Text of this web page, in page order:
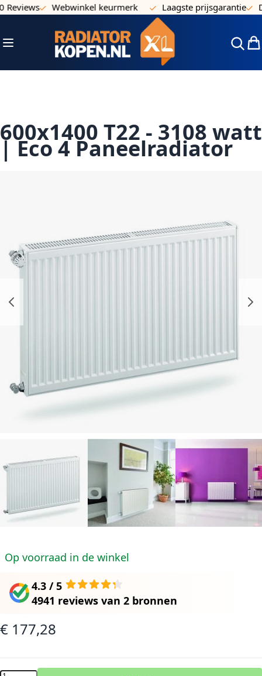
Ga naar de inhoud
Webwinkel keurmerk Laagste prijsgarantie
Toggle Nav
600x1400 T22 - 3108 watt
| Eco 4 Paneelradiator
Op voorraad in de winkel
4.3 / 5
4941 reviews van 2 bronnen
€ 177,28